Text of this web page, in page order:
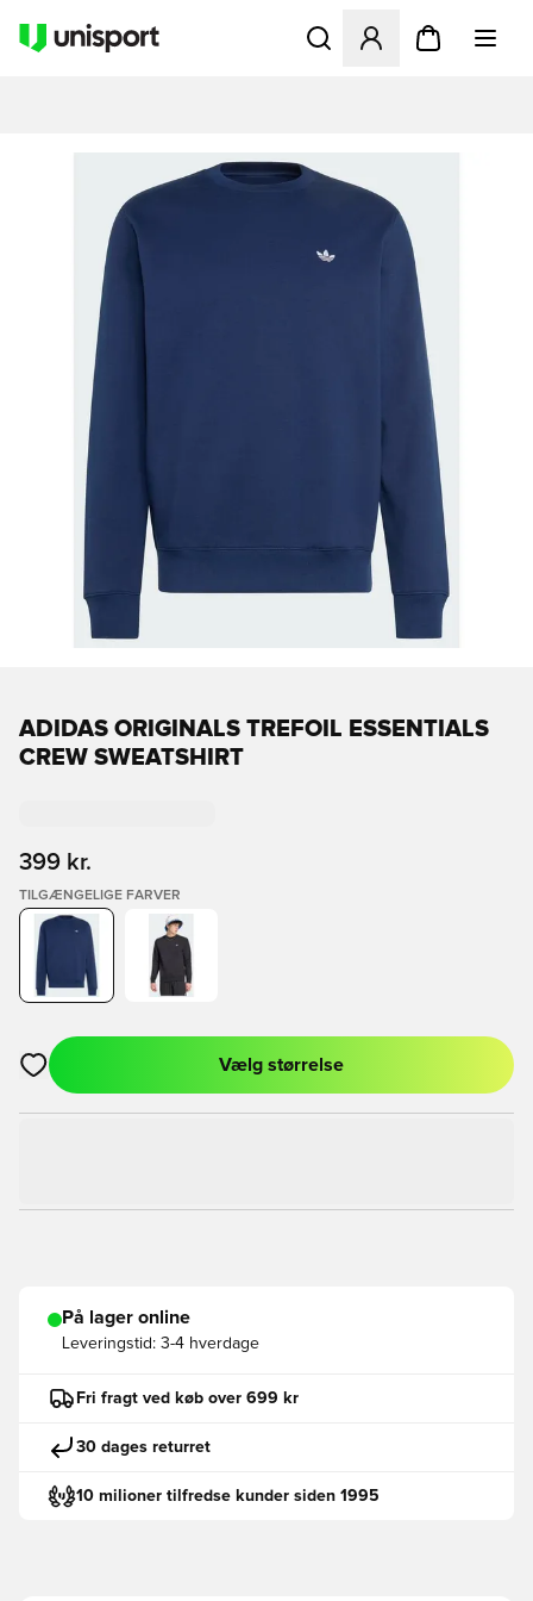
Åbner en Modal til at
ADIDAS ORIGINALS TREFOIL ESSENTIALS
CREW SWEATSHIRT
399 kr.
TILGÆNGELIGE FARVER
Åbner en Modal til at logge ind eller tilmelde dig som medlem
Vælg størrelse
På lager online
Leveringstid: 3-4 hverdage
Fri fragt ved køb over 699 kr
30 dages returret
10 milioner tilfredse kunder siden 1995